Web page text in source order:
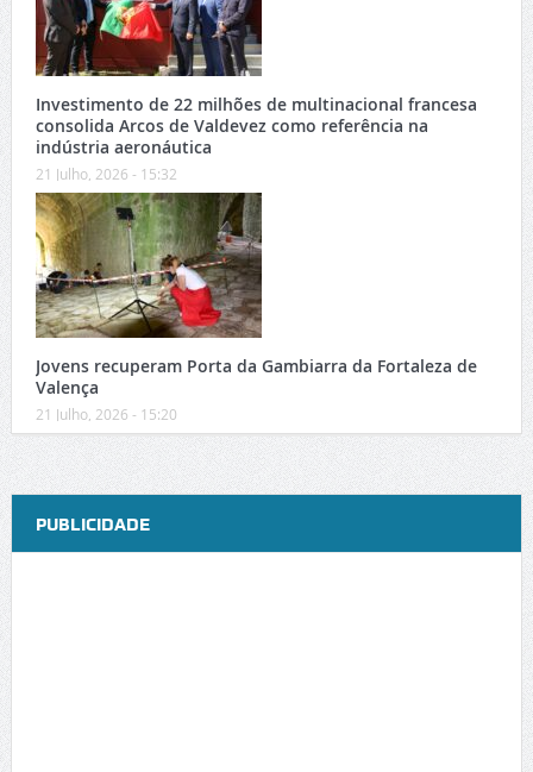
Investimento de 22 milhões de multinacional francesa
consolida Arcos de Valdevez como referência na
indústria aeronáutica
21 Julho, 2026 - 15:32
Jovens recuperam Porta da Gambiarra da Fortaleza de
Valença
21 Julho, 2026 - 15:20
PUBLICIDADE